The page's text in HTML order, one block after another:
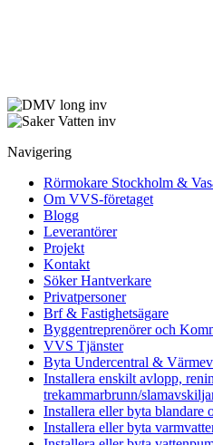
Navigering
Rörmokare Stockholm &
Om VVS-företaget
Blogg
Leverantörer
Projekt
Kontakt
Söker Hantverkare
Privatpersoner
Brf & Fastighetsägare
Byggentreprenörer och
VVS Tjänster
Byta Undercentral &
Installera enskilt avlopp,
trekammarbrunn/
Installera eller byta blandare
Installera eller byta